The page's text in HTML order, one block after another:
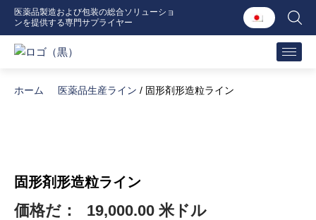
医薬品製造および包装の総合ソリューショ
ンを提供する専門サプライヤー
ホーム 医薬品生産ライン / 固形剤形造粒ライン
固形剤形造粒ライン
価格だ： 19,000.00 米ドル